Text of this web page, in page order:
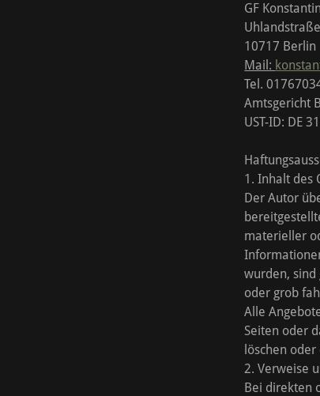
GF
10717 Berlin
Mail:
Tel.
Amtsgericht
UST-ID: DE
1. Inhalt des
Der Autor
materieller
wurden, sind
oder grob
Alle
Seiten oder
löschen
2. Verweise
Bei direkten